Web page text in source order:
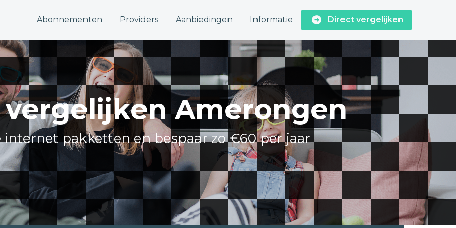
Abonnementen Providers Aanbiedingen Informatie Direct vergelijken
Amerongen
internet pakketten en bespaar zo €60 per jaar